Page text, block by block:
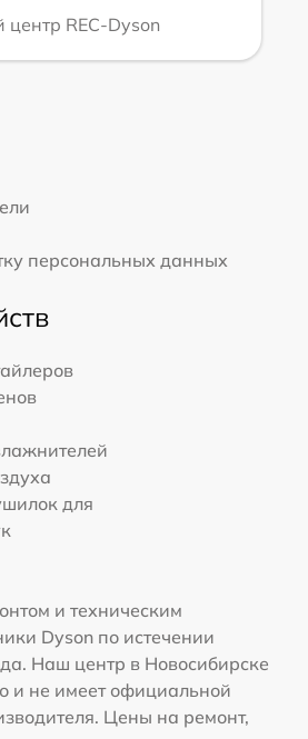
REC-Dyson
персональных данных
для
и техническим
Dyson по истечении
Наш центр в Новосибирске
и не имеет официальной
Цены на ремонт,